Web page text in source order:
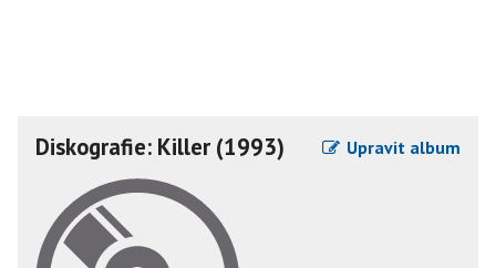
Diskografie: Killer (1993) Upravit album